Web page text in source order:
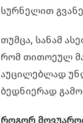
სურნელით
თუმცა, სანამ
რომ თითოეულ
აუცილებლად
ბედნიერად
როგორ